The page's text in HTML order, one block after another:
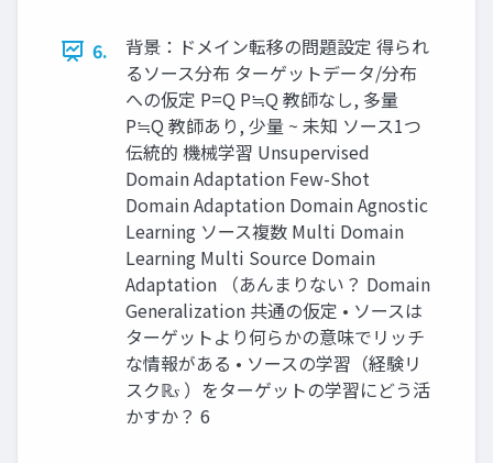
6.
背景：ドメイン転移の問題設定 得られ
るソース分布 ターゲットデータ/分布
への仮定 P=Q P≒Q 教師なし, 多量
P≒Q 教師あり, 少量 ~ 未知 ソース1つ
伝統的 機械学習 Unsupervised
Domain Adaptation Few-Shot
Domain Adaptation Domain Agnostic
Learning ソース複数 Multi Domain
Learning Multi Source Domain
Adaptation （あんまりない？ Domain
Generalization 共通の仮定 • ソースは
ターゲットより何らかの意味でリッチ
な情報がある • ソースの学習（経験リ
スクℝ𝑠 ）をターゲットの学習にどう活
かすか？ 6